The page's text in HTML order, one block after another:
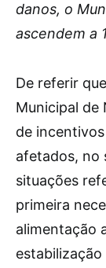
danos, o
ascendem a
De referir
Municipal de
de
afetados, no
situações
primeira
alimentação